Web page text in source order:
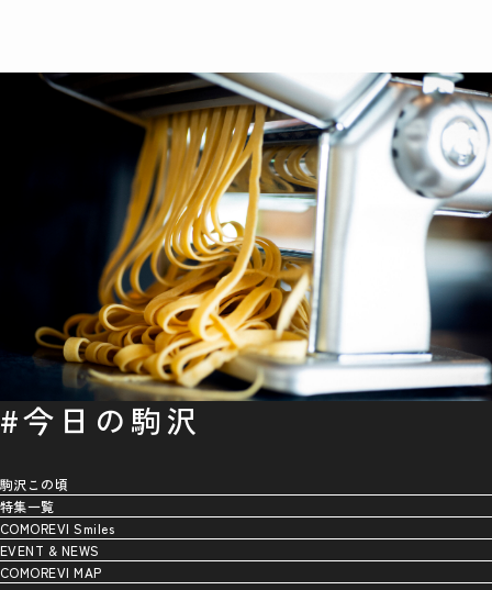
#今日の駒沢
駒沢この頃
特集一覧
COMOREVI Smiles
EVENT & NEWS
COMOREVI MAP